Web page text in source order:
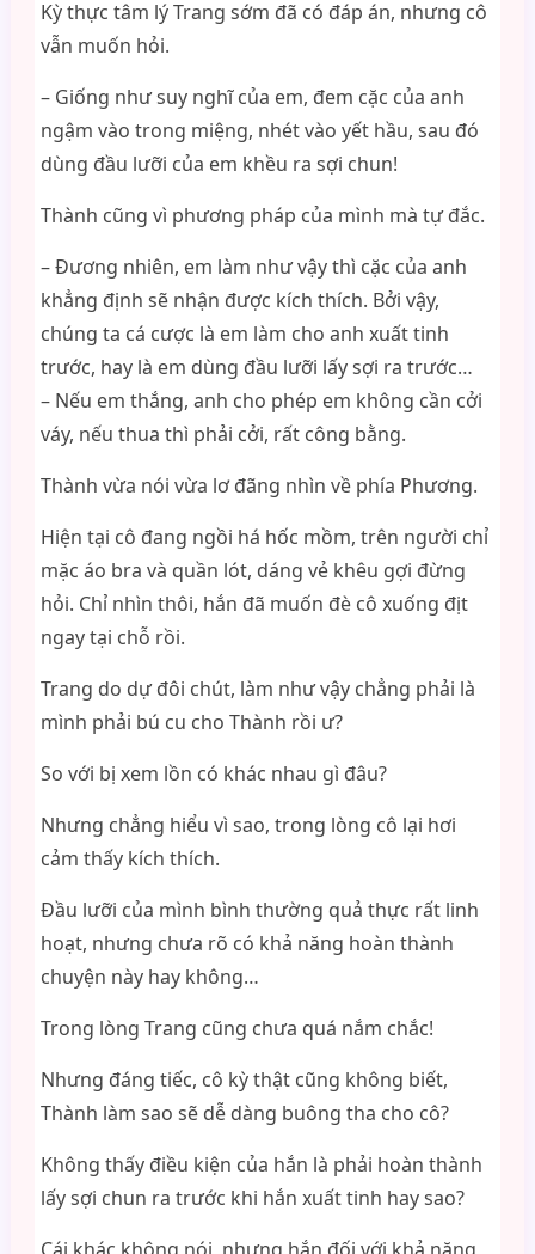
Kỳ thực tâm lý Trang sớm đã có đáp án, nhưng cô
vẫn muốn hỏi.
– Giống như suy nghĩ của em, đem cặc của anh
ngậm vào trong miệng, nhét vào yết hầu, sau đó
dùng đầu lưỡi của em khều ra sợi chun!
Thành cũng vì phương pháp của mình mà tự đắc.
– Đương nhiên, em làm như vậy thì cặc của anh
khẳng định sẽ nhận được kích thích. Bởi vậy,
chúng ta cá cược là em làm cho anh xuất tinh
trước, hay là em dùng đầu lưỡi lấy sợi ra trước…
– Nếu em thắng, anh cho phép em không cần cởi
váy, nếu thua thì phải cởi, rất công bằng.
Thành vừa nói vừa lơ đãng nhìn về phía Phương.
Hiện tại cô đang ngồi há hốc mồm, trên người chỉ
mặc áo bra và quần lót, dáng vẻ khêu gợi đừng
hỏi. Chỉ nhìn thôi, hắn đã muốn đè cô xuống địt
ngay tại chỗ rồi.
Trang do dự đôi chút, làm như vậy chẳng phải là
mình phải bú cu cho Thành rồi ư?
So với bị xem lồn có khác nhau gì đâu?
Nhưng chẳng hiểu vì sao, trong lòng cô lại hơi
cảm thấy kích thích.
Đầu lưỡi của mình bình thường quả thực rất linh
hoạt, nhưng chưa rõ có khả năng hoàn thành
chuyện này hay không…
Trong lòng Trang cũng chưa quá nắm chắc!
Nhưng đáng tiếc, cô kỳ thật cũng không biết,
Thành làm sao sẽ dễ dàng buông tha cho cô?
Không thấy điều kiện của hắn là phải hoàn thành
lấy sợi chun ra trước khi hắn xuất tinh hay sao?